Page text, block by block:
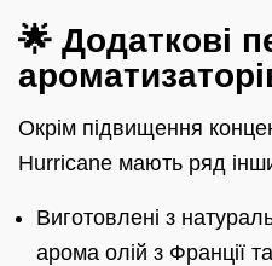
🌟 Додаткові
Окрім підвищення
Hurricane мають ряд
Виготовлені з
арома олій з Франції